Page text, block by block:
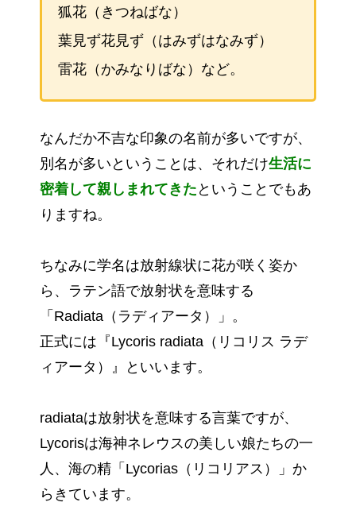
狐花（きつねばな）
葉見ず花見ず（はみずはなみず）
雷花（かみなりばな）など。
なんだか不吉な印象の名前が多いですが、
別名が多いということは、それだけ生活に
密着して親しまれてきた ということでもあ
りますね。
ちなみに学名は放射線状に花が咲く姿か
ら、ラテン語で放射状を意味する
「Radiata（ラディアータ）」。
正式には『Lycoris radiata（リコリス ラデ
ィアータ）』といいます。
radiataは放射状を意味する言葉ですが、
Lycorisは海神ネレウスの美しい娘たちの一
人、海の精「Lycorias（リコリアス）」か
らきています。